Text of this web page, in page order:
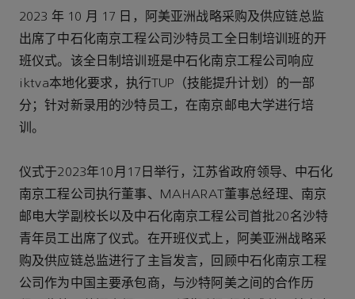
2023 年 10 月 17 日，阿美亚洲战略采购及供应链总监
出席了中石化南京工程公司沙特员工全日制培训班的开
班仪式。该全日制培训班是中石化南京工程公司响应
iktva本地化要求，执行TUP（技能提升计划）的一部
分；针对新录用的沙特员工，在南京邮电大学进行培
训。
仪式于2023年10月17日举行，江苏省政府领导、中石化
南京工程公司执行董事、MAHARAT董事总经理、南京
邮电大学副校长以及中石化南京工程公司首批20名沙特
青年员工出席了仪式。在开班仪式上，阿美亚洲战略采
购及供应链总监进行了主旨发言，回顾中石化南京工程
公司作为中国主要承包商，与沙特阿美之间的合作历